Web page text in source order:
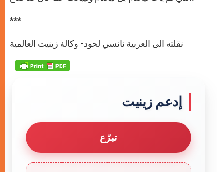
***
نقلته الى العربية نانسي لحود- وكالة زينيت العالمية
إدعم زينيت
تبرّع